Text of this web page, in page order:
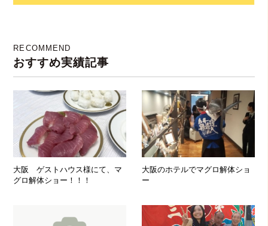
RECOMMEND
おすすめ実績記事
大阪 ゲストハウス様にて、マ
グロ解体ショー！！！
大阪のホテルでマグロ解体ショ
ー